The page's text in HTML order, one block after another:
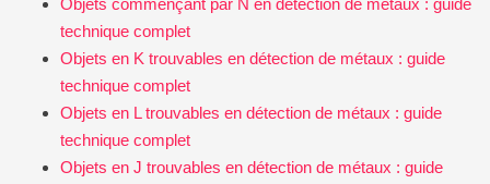
Objets commençant par N en détection de métaux : guide
technique complet
Objets en K trouvables en détection de métaux : guide
technique complet
Objets en L trouvables en détection de métaux : guide
technique complet
Objets en J trouvables en détection de métaux : guide